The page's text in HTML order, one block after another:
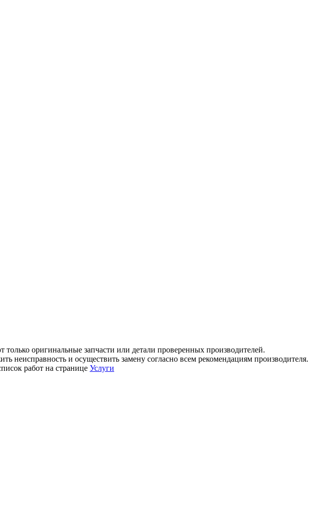
оригинальные запчасти или детали проверенных производителей.
неисправность и осуществить замену согласно всем рекомендациям производителя.
работ на странице Услуги